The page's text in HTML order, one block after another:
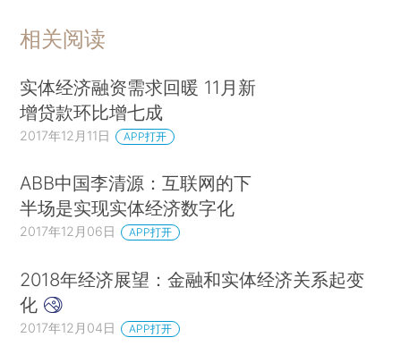
相关阅读
实体经济融资需求回暖 11月新
增贷款环比增七成
2017年12月11日 APP打开
ABB中国李清源：互联网的下
半场是实现实体经济数字化
2017年12月06日 APP打开
2018年经济展望：金融和实体经济关系起变
化
2017年12月04日 APP打开